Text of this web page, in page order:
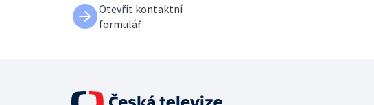
Otevřít kontaktní
formulář